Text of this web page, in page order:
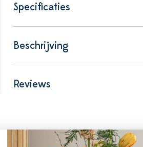
Specificaties
Beschrijving
Reviews